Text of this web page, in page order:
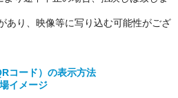
あり、映像等に写り込む可能性がござ
コード）の表示方法
イメージ